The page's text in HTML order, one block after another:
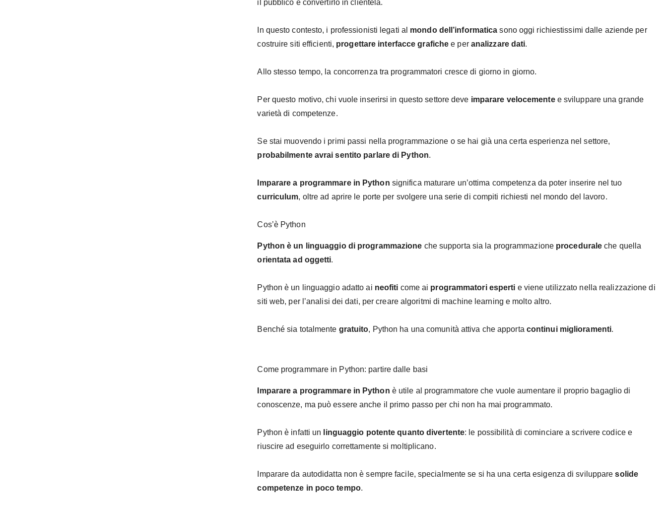
il pubblico e convertirlo in clientela.
In questo contesto, i professionisti legati al mondo dell’informatica sono oggi richiestissimi dalle aziende per
costruire siti efficienti, progettare interfacce grafiche e per analizzare dati.
Allo stesso tempo, la concorrenza tra programmatori cresce di giorno in giorno.
Per questo motivo, chi vuole inserirsi in questo settore deve imparare velocementee sviluppare una grande
varietà di competenze.
Se stai muovendo i primi passi nella programmazione o se hai già una certa esperienza nel settore,
probabilmente avrai sentito parlare di Python.
Imparare a programmare in Python significa maturare un’ottima competenza da poter inserire nel tuo
curriculum, oltre ad aprire le porte per svolgere una serie di compiti richiesti nel mondo del lavoro.
Cos’è Python
Python è un linguaggio di programmazione che supporta sia la programmazione procedurale che quella
orientata ad oggetti.
Python è un linguaggio adatto ai neofiti come ai programmatori esperti e viene utilizzato nella realizzazione di
siti web, per l’analisi dei dati, per creare algoritmi di machine learning e molto altro.
Benché sia totalmente gratuito, Python ha una comunità attiva che apporta continui miglioramenti.
Come programmare in Python: partire dalle basi
Imparare a programmare in Python è utile al programmatore che vuole aumentare il proprio bagaglio di
conoscenze, ma può essere anche il primo passo per chi non ha mai programmato.
Python è infatti un linguaggio potente quanto divertente: le possibilità di cominciare a scrivere codice e
riuscire ad eseguirlo correttamente si moltiplicano.
Imparare da autodidatta non è sempre facile, specialmente se si ha una certa esigenza di svilupparesolide
competenze in poco tempo.